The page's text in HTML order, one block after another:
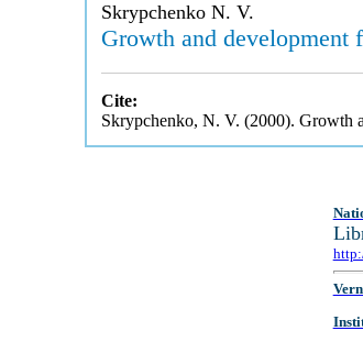
Skrypchenko N. V.
Growth and development
Cite:
Skrypchenko, N. V. (2000). Growth